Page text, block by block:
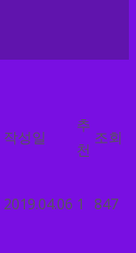
작성일
추
천
조회
2019.04.06 1 847